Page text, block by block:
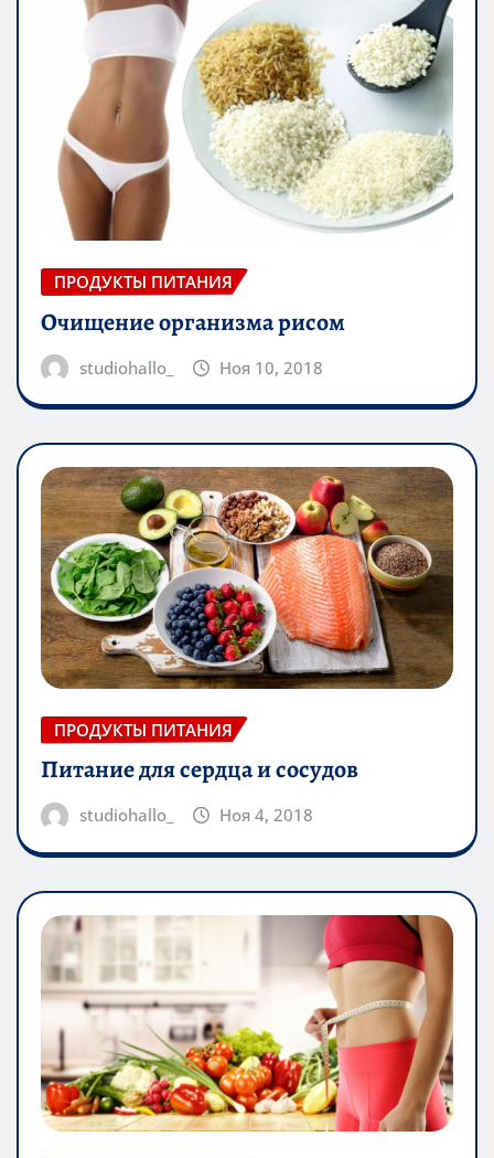
ПРОДУКТЫ ПИТАНИЯ
Очищение организма рисом
studiohallo_ Ноя 10, 2018
ПРОДУКТЫ ПИТАНИЯ
Питание для сердца и сосудов
studiohallo_ Ноя 4, 2018